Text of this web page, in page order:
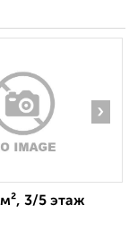
›
3/5 этаж